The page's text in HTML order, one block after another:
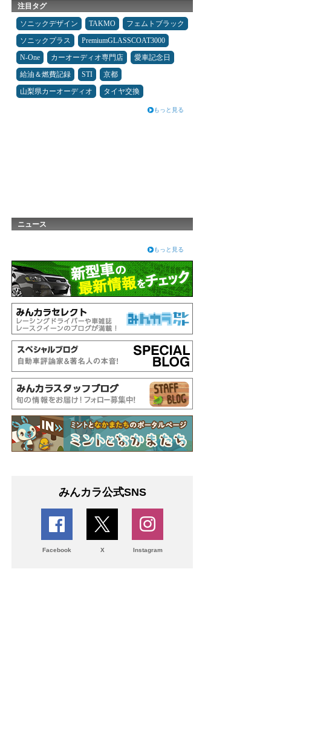
注目タグ
ソニックデザイン TAKMO
フェムトブラック
ソニックプラス
PremiumGLASSCOAT3000
N-One
カーオーディオ専門店
愛車記念日
給油＆燃費記録
STI
京都
山梨県カーオーディオ
タイヤ交換
もっと見る
ニュース
もっと見る
みんカラ公式SNS
Facebook X Instagram